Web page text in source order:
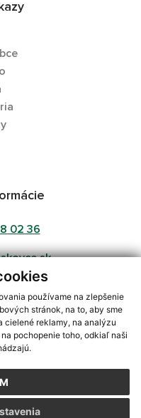
používame na zlepšenie
stránok, na to, aby sme
cielené reklamy, na analýzu
pochopenie toho, odkiaľ naši
02 36
informácií s využitím RSS
2,Mapa stránok,web portál
,registrácia domény
23.07.2026